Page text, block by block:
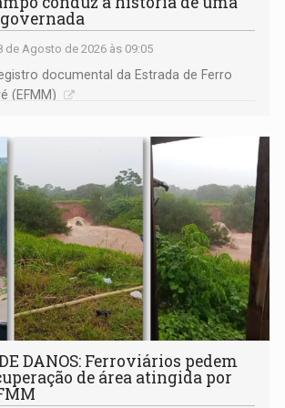
de Agosto de 2026 às 09:05
documental da Estrada de Ferro
(EFMM)
DANOS: Ferroviários pedem
de área atingida por